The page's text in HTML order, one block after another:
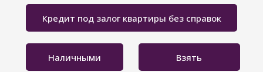
Взять
Наличными
Кредит под залог квартиры без справок